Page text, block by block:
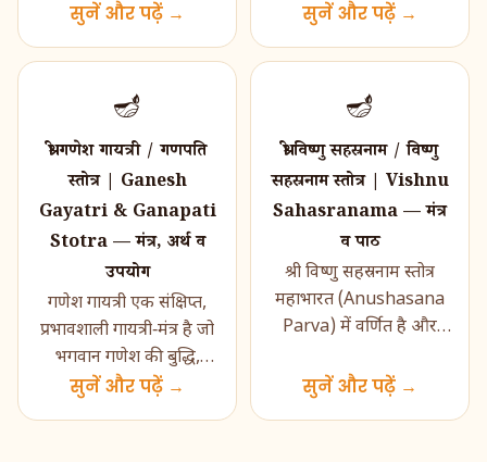
आशीर्वाद के लिये किया जाता
सुनें और पढ़ें →
प्रभावशाली स्तुति‑अष्टक है
और कल्या...
सुनें और पढ़ें →
🪔
श्री गणेश गायत्री / गणपति
स्तोत्र | Ganesh
Gayatri & Ganapati
Stotra — मंत्र, अर्थ व
उपयोग
गणेश गायत्री एक संक्षिप्त,
प्रभावशाली गायत्री‑मंत्र है जो
भगवान गणेश की बुद्धि,
आरम्भक‑शक्ति और
सुनें और पढ़ें →
🪔
श्री विष्णु सहस्रनाम / विष्णु
सहस्रनाम स्तोत्र | Vishnu
Sahasranama — मंत्र
व पाठ
श्री विष्णु सहस्रनाम स्तोत्र
महाभारत (Anushasana
Parva) में वर्णित है और
नामों का पवित्र संकलन प्रस...
सुनें और पढ़ें →